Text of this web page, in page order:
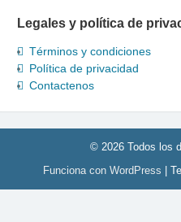
Legales y política de
Términos y condiciones
Política de privacidad
Contactenos
© 2026 Todos los
Funciona con WordPress